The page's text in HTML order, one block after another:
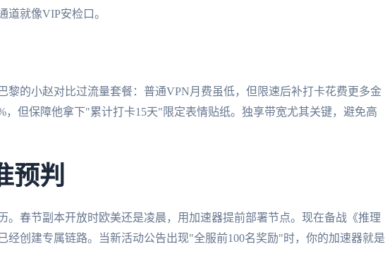
道就像VIP安检口。
黎的小赵对比过流量套餐：普通VPN月费虽低，但限速后补打卡花费更多金
，但保障他拿下"累计打卡15天"限定表情贴纸。独享带宽尤其关键，避免高
预判
。春节副本开放时欧美还是凌晨，用加速器提前部署节点。现在备战《推理
经创建专属链路。当新活动公告出现"全服前100名奖励"时，你的加速器就是